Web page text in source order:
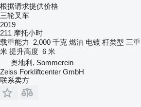
根据请求提供价格
三轮叉车
2019
211 摩托小时
载重能力
2,000 千克 燃油 电镀 杆类型 三重
米 提升高度 6 米
奥地利, Sommerein
Zeiss Forkliftcenter GmbH
联系卖方